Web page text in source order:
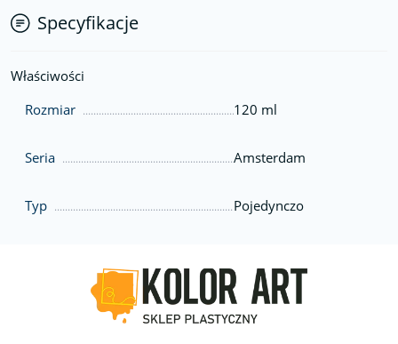
Specyfikacje
Właściwości
Rozmiar
120 ml
Seria Amsterdam
Typ Pojedynczo